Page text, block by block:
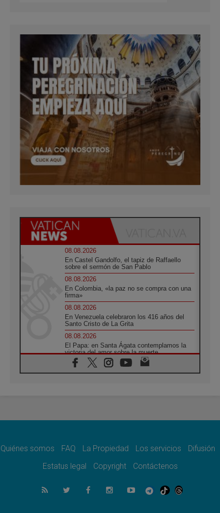
08.08.2026
En Castel Gandolfo, el tapiz de Raffaello
sobre el sermón de San Pablo
08.08.2026
En Colombia, «la paz no se compra con una
firma»
08.08.2026
En Venezuela celebraron los 416 años del
Santo Cristo de La Grita
08.08.2026
El Papa: en Santa Ágata contemplamos la
victoria del amor sobre la muerte
08.08.2026
León XIV visitará el Santuario de la Madre
07.08.2026
07.08.2026
el compromiso del cristiano"
La matanza de niños en Gaza no cesa: 300
muertos en 300 días
Quiénes somos FAQ La Propiedad Los servicios
Difusión
Estatus legal
Copyright Contáctenos